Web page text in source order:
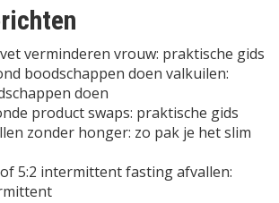
verminderen vrouw: praktische gids
boodschappen doen valkuilen:
doen
product swaps: praktische gids
zonder honger: zo pak je het slim
of 5:2 intermittent fasting afvallen: